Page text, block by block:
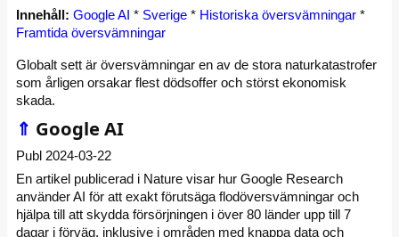
Innehåll: Google AI * Sverige * Historiska översvämningar *
Framtida översvämningar
Globalt sett är översvämningar en av de stora naturkatastrofer
som årligen orsakar flest dödsoffer och störst ekonomisk
skada.
⇑ Google AI
Publ 2024-03-22
En artikel publicerad i Nature visar hur Google Research
använder AI för att exakt förutsäga flodöversvämningar och
hjälpa till att skydda försörjningen i över 80 länder upp till 7
dagar i förväg, inklusive i områden med knappa data och